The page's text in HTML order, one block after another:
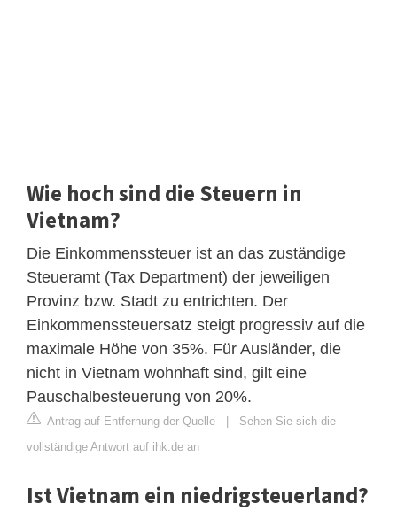
Wie hoch sind die Steuern in
Vietnam?
Die Einkommenssteuer ist an das zuständige
Steueramt (Tax Department) der jeweiligen
Provinz bzw. Stadt zu entrichten. Der
Einkommenssteuersatz steigt progressiv auf die
maximale Höhe von 35%. Für Ausländer, die
nicht in Vietnam wohnhaft sind, gilt eine
Pauschalbesteuerung von 20%.
Antrag auf Entfernung der Quelle
Sehen Sie sich die
vollständige Antwort auf ihk.de an
Ist Vietnam ein niedrigsteuerland?